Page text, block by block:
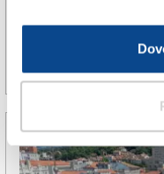
javne
VALENTINA SANCIN |25. jul.